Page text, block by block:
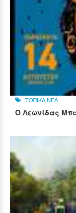
ΤΟΠΙΚΑ ΝΕΑ
Ο Λεωνίδας